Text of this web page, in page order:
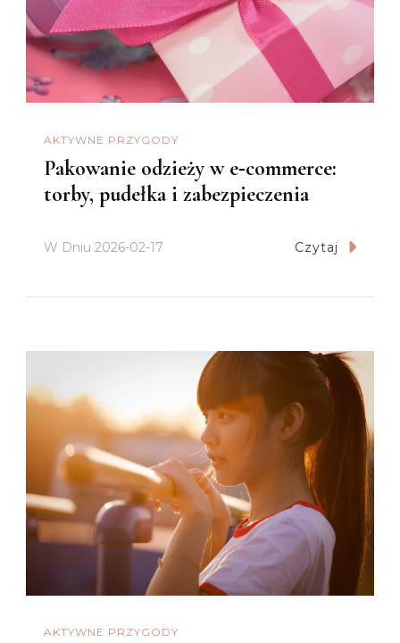
AKTYWNE PRZYGODY
Pakowanie odzieży w e‑commerce:
torby, pudełka i zabezpieczenia
W Dniu 2026-02-17 Czytaj
AKTYWNE PRZYGODY